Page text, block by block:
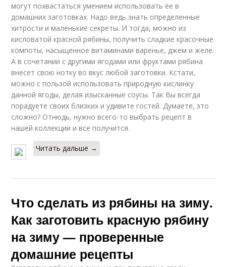
могут похвастаться умением использовать ее в
домашних заготовках. Надо ведь знать определенные
хитрости и маленькие секреты. И тогда, можно из
кисловатой красной рябины, получить сладкие красочные
компоты, насыщенное витаминами варенье, джем и желе.
А в сочетании с другими ягодами или фруктами рябина
внесет свою нотку во вкус любой заготовки. Кстати,
можно с пользой использовать природную кислинку
данной ягоды, делая изысканные соусы. Так Вы всегда
порадуете своих близких и удивите гостей. Думаете, это
сложно? Отнюдь, нужно всего-то выбрать рецепт в
нашей коллекции и все получится.
Читать дальше →
Что сделать из рябины на зиму.
Как заготовить красную рябину
на зиму — проверенные
домашние рецепты